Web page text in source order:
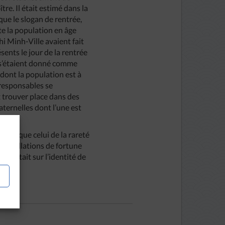
Il était estimé dans la
le slogan de rentrée,
la population en âge
Minh-Ville avaient fait
le jour de la rentrée
donné comme
la population est à
se
place dans des
dont l’une est
que celui de la rareté
installations de fortune
sur l’identité de